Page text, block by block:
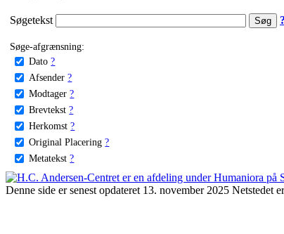
Søgetekst ?
Søge-afgrænsning:
Dato ?
Afsender ?
Modtager ?
Brevtekst ?
Herkomst ?
Original Placering ?
Metatekst ?
Denne side er senest opdateret 13. november 2025 Netstedet